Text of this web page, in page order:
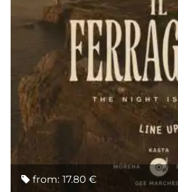
from: 17.80 €